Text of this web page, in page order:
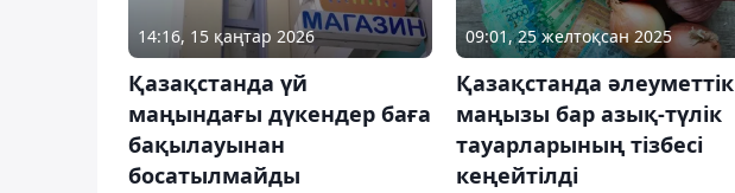
14:16, 15 қаңтар 2026
Қазақстанда үй
маңындағы дүкендер баға
бақылауынан
босатылмайды
09:01, 25 желтоқсан 2025
Қазақстанда әлеуметтік
маңызы бар азық-түлік
тауарларының тізбесі
кеңейтілді